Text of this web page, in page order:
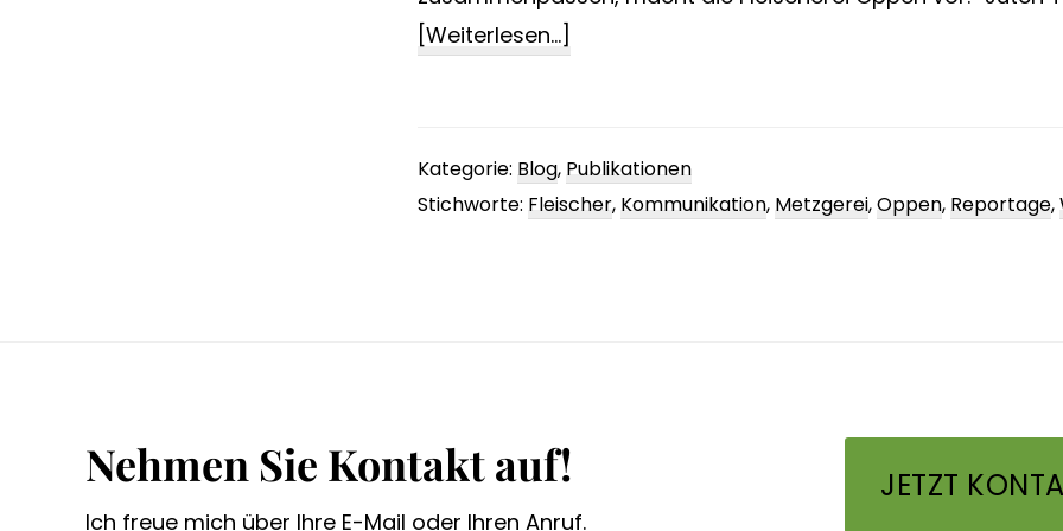
[Weiterlesen...]
Kategorie: Blog, Publikationen
Stichworte: Fleischer, Kommunikation, Metzgerei,Oppen, Reportage,
FooterNehmen Sie Kontakt auf!
Ich freue mich über Ihre E-Mail oder Ihren Anruf.
JETZT